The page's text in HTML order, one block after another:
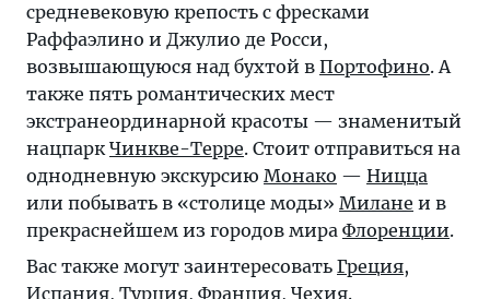
средневековую крепость с фресками
Раффаэлино и Джулио де Росси,
возвышающуюся над бухтой в Портофино. А
также пять романтических мест
экстранеординарной красоты — знаменитый
нацпаркЧинкве-Терре. Стоит отправиться на
однодневную экскурсию Монако — Ницца
или побывать в «столице моды» Милане и в
прекраснейшем из городов мира Флоренции.
Вас также могут заинтересовать Греция,
Испания, Турция, Франция, Чехия.